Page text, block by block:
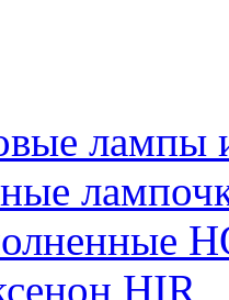
лампы
HIR